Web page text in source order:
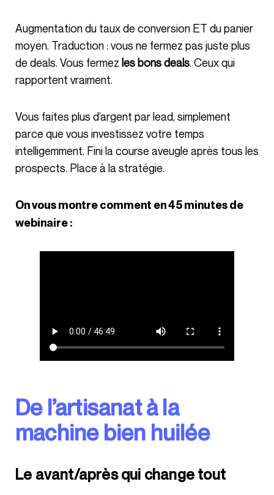
Augmentation du taux de conversion ET du panier
moyen. Traduction : vous ne fermez pas juste plus
de deals. Vous fermez les bons deals. Ceux qui
rapportent vraiment.
Vous faites plus d’argent par lead, simplement
parce que vous investissez votre temps
intelligemment. Fini la course aveugle après tous les
prospects. Place à la stratégie.
On vous montre comment en 45 minutes de
webinaire :
De l’artisanat à la
machine bien huilée
Le avant/après qui change tout